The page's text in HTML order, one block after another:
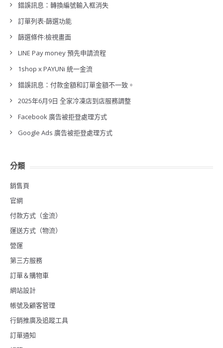
錯誤訊息：轉換編號輸入框消失
訂單列表-篩選功能
篩選條件:檢視畫面
LINE Pay money 預先申請流程
1shop x PAYUNi 統一金流
錯誤訊息：付款金額和訂單金額不一致。
2025年6月9日 全家冷凍店到店服務調整
Facebook 廣告被拒登處理方式
Google Ads 廣告被拒登處理方式
分類
銷售頁
官網
付款方式（金流）
運送方式（物流）
營運
第三方服務
訂單＆購物車
網站設計
帳號及顧客管理
行銷推廣及追蹤工具
訂單通知